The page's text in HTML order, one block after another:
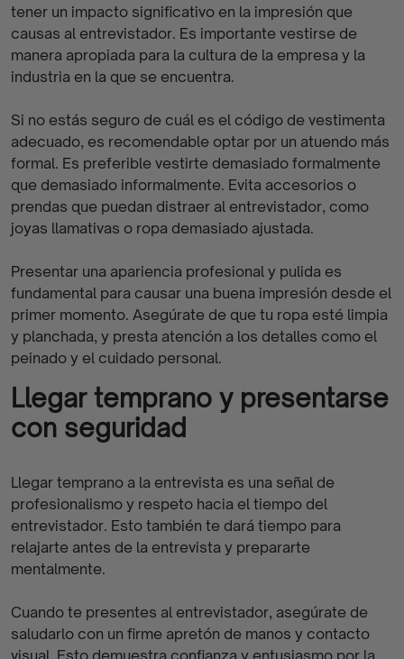
tener un impacto significativo en la impresión que
causas al entrevistador. Es importante vestirse de
manera apropiada para la cultura de la empresa y la
industria en la que se encuentra.
Si no estás seguro de cuál es el código de vestimenta
adecuado, es recomendable optar por un atuendo más
formal. Es preferible vestirte demasiado formalmente
que demasiado informalmente. Evita accesorios o
prendas que puedan distraer al entrevistador, como
joyas llamativas o ropa demasiado ajustada.
Presentar una apariencia profesional y pulida es
fundamental para causar una buena impresión desde el
primer momento. Asegúrate de que tu ropa esté limpia
y planchada, y presta atención a los detalles como el
peinado y el cuidado personal.
Llegar temprano y presentarse
con seguridad
Llegar temprano a la entrevista es una señal de
profesionalismo y respeto hacia el tiempo del
entrevistador. Esto también te dará tiempo para
relajarte antes de la entrevista y prepararte
mentalmente.
Cuando te presentes al entrevistador, asegúrate de
saludarlo con un firme apretón de manos y contacto
visual. Esto demuestra confianza y entusiasmo por la